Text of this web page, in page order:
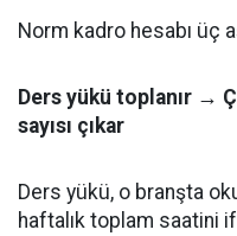
Norm kadro hesabı üç
Ders yükü toplanır →
sayısı çıkar
Ders yükü, o branşta
haftalık toplam saatini